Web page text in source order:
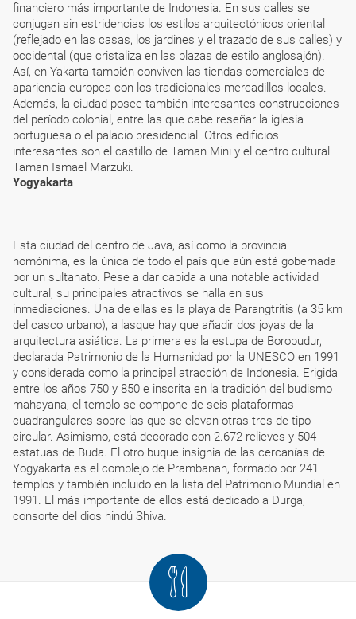
financiero más importante de Indonesia. En sus calles se
conjugan sin estridencias los estilos arquitectónicos oriental
(reflejado en las casas, los jardines y el trazado de sus calles) y
occidental (que cristaliza en las plazas de estilo anglosajón).
Así, en Yakarta también conviven las tiendas comerciales de
apariencia europea con los tradicionales mercadillos locales.
Además, la ciudad posee también interesantes construcciones
del período colonial, entre las que cabe reseñar la iglesia
portuguesa o el palacio presidencial. Otros edificios
interesantes son el castillo de Taman Mini y el centro cultural
Taman Ismael Marzuki.
Yogyakarta
Esta ciudad del centro de Java, así como la provincia
homónima, es la única de todo el país que aún está gobernada
por un sultanato. Pese a dar cabida a una notable actividad
cultural, su principales atractivos se halla en sus
inmediaciones. Una de ellas es la playa de Parangtritis (a 35 km
del casco urbano), a lasque hay que añadir dos joyas de la
arquitectura asiática. La primera es la estupa de Borobudur,
declarada Patrimonio de la Humanidad por la UNESCO en 1991
y considerada como la principal atracción de Indonesia. Erigida
entre los años 750 y 850 e inscrita en la tradición del budismo
mahayana, el templo se compone de seis plataformas
cuadrangulares sobre las que se elevan otras tres de tipo
circular. Asimismo, está decorado con 2.672 relieves y 504
estatuas de Buda. El otro buque insignia de las cercanías de
Yogyakarta es el complejo de Prambanan, formado por 241
templos y también incluido en la lista del Patrimonio Mundial en
1991. El más importante de ellos está dedicado a Durga,
consorte del dios hindú Shiva.